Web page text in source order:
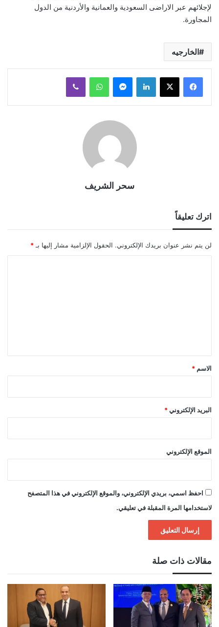
لإجلائهم عبر الاراضى السعودية والعمانية والأردنية من الدول
المجاورة.
الخارجيه
لينكدإن ماسنجر واتساب ڤايبر
سحر الشريف
اترك تعليقاً
لن يتم نشر عنوان بريدك الإلكتروني. الحقول الإلزامية مشار إليها بـ *
*
الاسم *
البريد الإلكتروني *
الموقع الإلكتروني
احفظ اسمي، بريدي الإلكتروني، والموقع الإلكتروني في هذا المتصفح
لاستخدامها المرة المقبلة في تعليقي.
مقالات ذات صلة